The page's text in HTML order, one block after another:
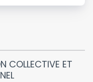
COLLECTIVE ET